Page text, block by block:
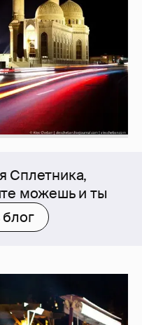
Сплетника,
можешь и ты